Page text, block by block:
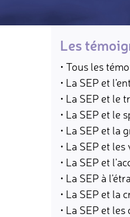
Les
• Tous les
• La SEP et
• La SEP et le
• La SEP et le
• La SEP et la
• La SEP et
• La SEP et
• La SEP à
• La SEP et la
• La SEP et